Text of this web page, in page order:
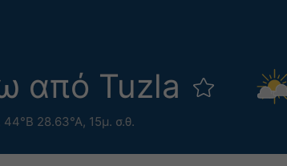
από Tuzla
44°Β 28.63°Α, 15μ. σ.θ.